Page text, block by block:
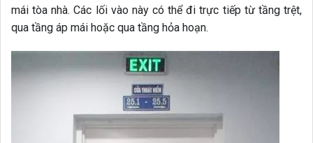
mái tòa nhà. Các lối vào này có thể đi trực tiếp từ tầng trệt,
qua tầng áp mái hoặc qua tầng hỏa hoạn.